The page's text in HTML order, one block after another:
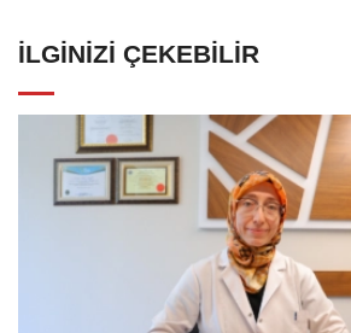
İLGINIZI ÇEKEBILIR